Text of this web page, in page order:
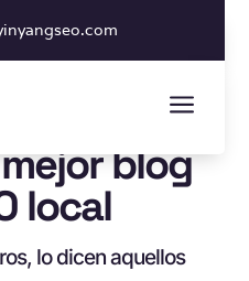
a
blog
local
lo dicen aquellos